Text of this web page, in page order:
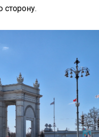
сторону.